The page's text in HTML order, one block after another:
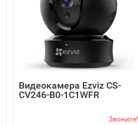
Видеокамера Ezviz CS-
CV246-B0-1C1WFR
Звоните!